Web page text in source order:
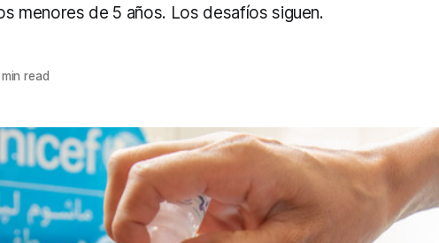
menores de 5 años. Los desafíos siguen.
read